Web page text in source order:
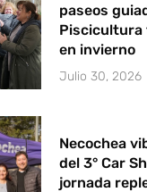
paseos
Piscicultura
en invierno
Julio 30, 2026
Necochea
del 3° Car
jornada